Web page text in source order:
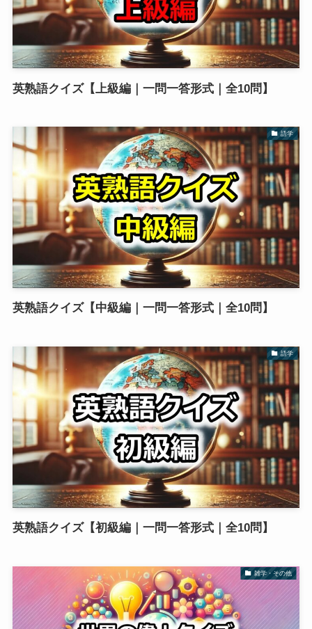
英熟語クイズ【上級編｜一問一答形式｜全10問】
語学
英熟語クイズ【中級編｜一問一答形式｜全10問】
語学
英熟語クイズ【初級編｜一問一答形式｜全10問】
雑学・その他